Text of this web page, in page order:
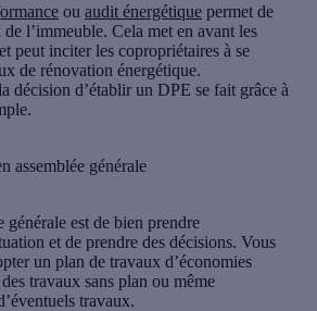
ou audit énergétique permet de
l’immeuble. Cela met en avant les
peut inciter les copropriétaires à se
de rénovation énergétique.
décision d’établir un DPE se fait grâce à
assemblée générale
générale est de bien prendre
et de prendre des décisions. Vous
un plan de travaux d’économies
travaux sans plan ou même
travaux.